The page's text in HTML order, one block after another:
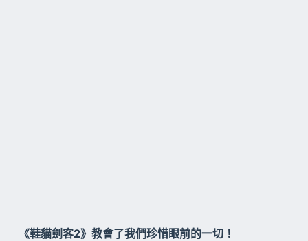
《鞋貓劍客2》教會了我們珍惜眼前的一切！